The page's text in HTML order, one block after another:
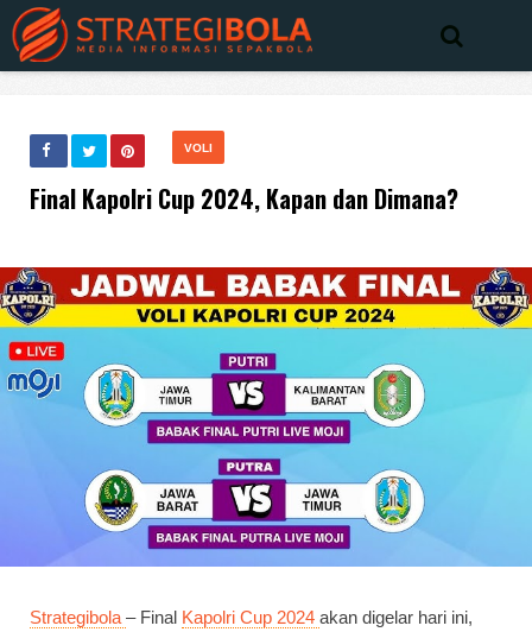
VOLI
Final Kapolri Cup 2024, Kapan dan Dimana?
Strategibola – Final Kapolri Cup 2024 akan digelar hari ini,